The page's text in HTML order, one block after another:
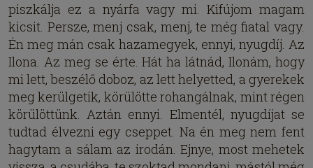
piszkálja ez a nyárfa vagy mi. Kifújom magam
kicsit. Persze, menj csak, menj, te még fiatal vagy.
Én meg mán csak hazamegyek, ennyi, nyugdíj. Az
Ilona. Az meg se érte. Hát ha látnád, Ilonám, hogy
mi lett, beszélő doboz, az lett helyetted, a gyerekek
meg kerülgetik, körülötte rohangálnak, mint régen
körülöttünk. Aztán ennyi. Elmentél, nyugdíjat se
tudtad élvezni egy cseppet. Na én meg nem fent
hagytam a sálam az irodán. Ejnye, most mehetek